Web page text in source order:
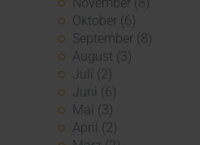
Oktober (6)
September (8)
August (3)
Juli (2)
Juni (6)
Mai (3)
April (2)